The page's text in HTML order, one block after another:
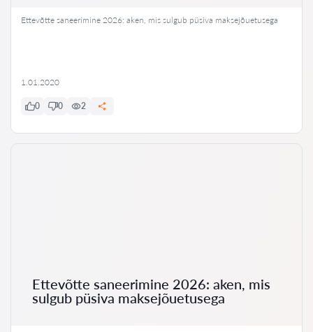
Ettevõtte saneerimine 2026: aken, mis sulgub püsiva maksejõuetusega
1.01.2020
0 0 2
Ettevõtte saneerimine 2026: aken, mis
sulgub püsiva maksejõuetusega